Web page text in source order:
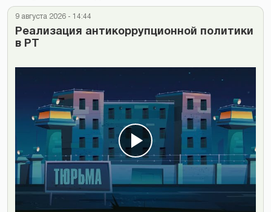
9 августа 2026 - 14:44
Реализация антикоррупционной политики
в РТ